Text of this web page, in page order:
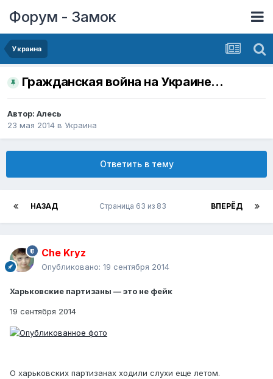
Форум - Замок
Украина
Гражданская война на Украине...
Автор: Алесь
23 мая 2014 в Украина
Ответить в тему
НАЗАД ВПЕРЁД
Страница 63 из 83
Che Kryz
Опубликовано: 19 сентября 2014
Харьковские партизаны — это не фейк
19 сентября 2014
О харьковских партизанах ходили слухи еще летом.